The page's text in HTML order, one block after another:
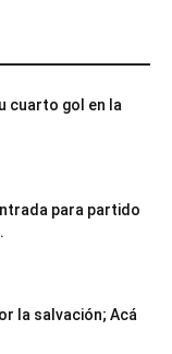
cuarto gol en la
para partido
la salvación; Acá